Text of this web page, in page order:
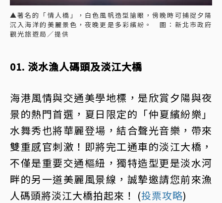
▲著名的「情人橋」，白色風帆造型搶眼，傍晚時可捕捉夕陽
沉入海洋的美麗景色，夜晚更是多彩繽紛。 圖：新北市政府
觀光旅遊局／提供
01. 淡水漁人碼頭及淡江大橋
海港風情與交通美學地標，是欣賞夕陽與夜
景的熱門首選，夏日限定的「仲夏繽紛樂」
水舞秀也將華麗登場，結合聲光音樂，帶來
雙重感官刺激！即將完工通車的淡江大橋，
不僅是重要交通樞紐，獨特造型更是淡水河
畔的另一道美麗風景線，誠摯邀請您前來漁
人碼頭將淡江大橋拍起來！ (投票攻略)